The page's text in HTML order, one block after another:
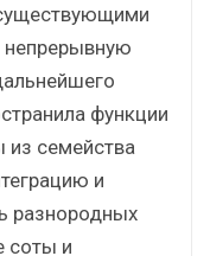
непрерывную
функции
из семейства
и
разнородных
соты и